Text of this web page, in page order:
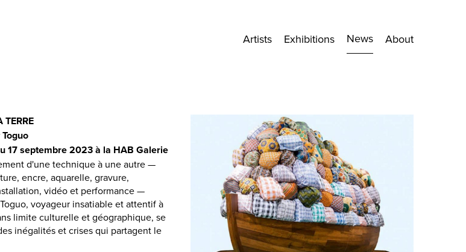
Artists Exhibitions News About
TERRE
17 septembre 2023 à la HAB Galerie
d'une technique à une autre —
encre, aquarelle, gravure,
vidéo et performance —
voyageur insatiable et attentif à
limite culturelle et géographique, se
inégalités et crises qui partagent le